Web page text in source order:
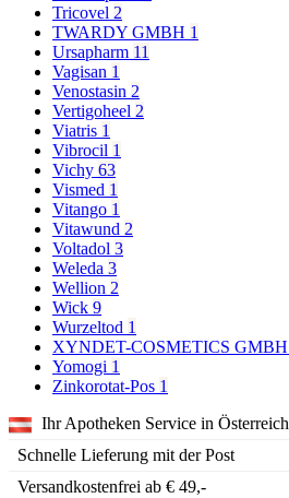
Tricovel 2
TWARDY GMBH 1
Ursapharm 11
Vagisan 1
Venostasin 2
Vertigoheel 2
Viatris 1
Vibrocil 1
Vichy 63
Vismed 1
Vitango 1
Vitawund 2
Voltadol 3
Weleda 3
Wellion 2
Wick 9
Wurzeltod 1
XYNDET-COSMETICS GMBH
Yomogi 1
Zinkorotat-Pos 1
Ihr Apotheken Service in Österreich
Schnelle Lieferung mit der Post
Versandkostenfrei ab € 49,-